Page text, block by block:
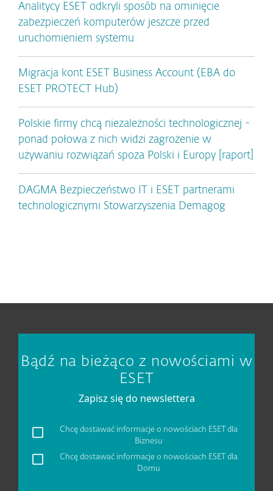
Analitycy ESET odkryli sposób na ominięcie
zabezpieczeń komputerów jeszcze przed
uruchomieniem systemu
Migracja kont ESET Business Account (EBA do
ESET PROTECT Hub)
Polskie firmy chcą niezależności technologicznej -
ponad połowa z nich widzi zagrożenie w
używaniu rozwiązań spoza Polski i Europy [raport]
DAGMA Bezpieczeństwo IT i ESET partnerami
technologicznymi Stowarzyszenia Demagog